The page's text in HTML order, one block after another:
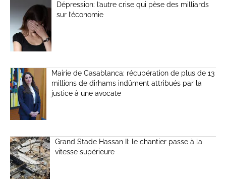
Dépression: l’autre crise qui pèse des milliards
sur l’économie
Mairie de Casablanca: récupération de plus de 13
millions de dirhams indûment attribués par la
justice à une avocate
Grand Stade Hassan II: le chantier passe à la
vitesse supérieure